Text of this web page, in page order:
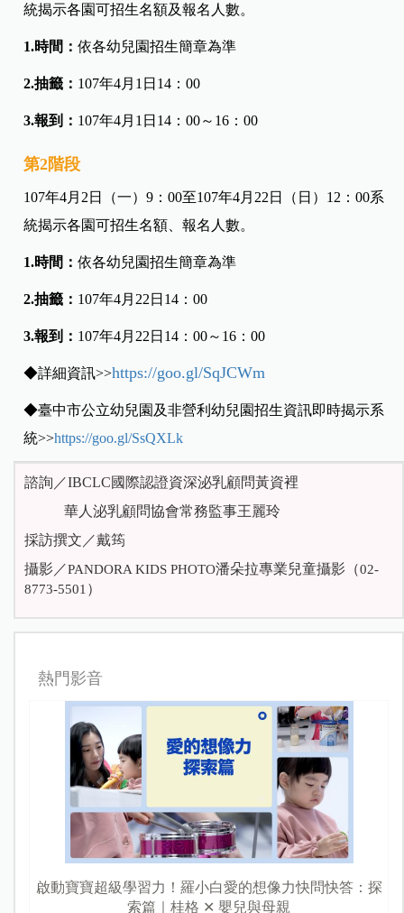
統揭示各園可招生名額及報名人數。
1.時間：依各幼兒園招生簡章為準
2.抽籤： 107年4月1日14：00
3.報到： 107年4月1日14：00～16：00
第2階段
107年4月2日（一）9：00至107年4月22日（日）12：00系
統揭示各園可招生名額、報名人數。
1.時間：依各幼兒園招生簡章為準
2.抽籤： 107年4月22日14：00
3.報到： 107年4月22日14：00～16：00
◆詳細資訊>>https://goo.gl/SqJCWm
◆臺中市公立幼兒園及非營利幼兒園招生資訊即時揭示系
統>>https://goo.gl/SsQXLk
諮詢／IBCLC國際認證資深泌乳顧問黃資裡
華人泌乳顧問協會常務監事王麗玲
採訪撰文／戴筠
攝影／PANDORA KIDS PHOTO潘朵拉專業兒童攝影（02-
8773-5501 ）
熱門影音
啟動寶寶超級學習力！羅小白愛的想像力快問快答：探
索篇｜桂格 ✕ 嬰兒與母親